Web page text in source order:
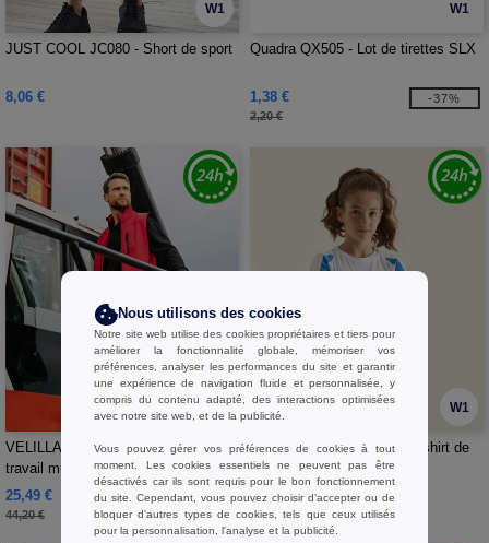
W1
JUST COOL JC080 - Short de sport
8,06 €
W1
Quadra QX505 - Lot de tirettes SLX
1,38 €
2,20 €
-37%
W1
VELILLA V103JS - Pantalon de
travail multipoches
25,49 €
44,20 €
-42%
W1
JUST COOL JC003J - Tee-shirt de
sport contrasté
4,96 €
Nous utilisons des cookies
Notre site web utilise des cookies propriétaires et tiers pour
améliorer la fonctionnalité globale, mémoriser vos
préférences, analyser les performances du site et garantir
une expérience de navigation fluide et personnalisée, y
compris du contenu adapté, des interactions optimisées
avec notre site web, et de la publicité.
Vous pouvez gérer vos préférences de cookies à tout
moment. Les cookies essentiels ne peuvent pas être
désactivés car ils sont requis pour le bon fonctionnement
du site. Cependant, vous pouvez choisir d’accepter ou de
bloquer d'autres types de cookies, tels que ceux utilisés
pour la personnalisation, l'analyse et la publicité.